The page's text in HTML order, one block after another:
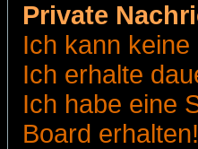
Private
Ich kann
Ich erhalte
Ich habe eine
Board erhalten!